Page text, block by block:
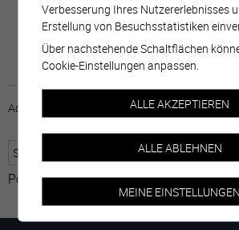
Accueil emploi Mentions légales
Powered by Google Übersetzer
Verbesserung Ihres Nutzererlebnisses
Erstellung von Besuchsstatistiken
Über nachstehende Schaltflächen
Cookie-Einstellungen anpassen.
ALLE AKZEPTIEREN
ALLE ABLEHNEN
MEINE EINSTELLUNGEN